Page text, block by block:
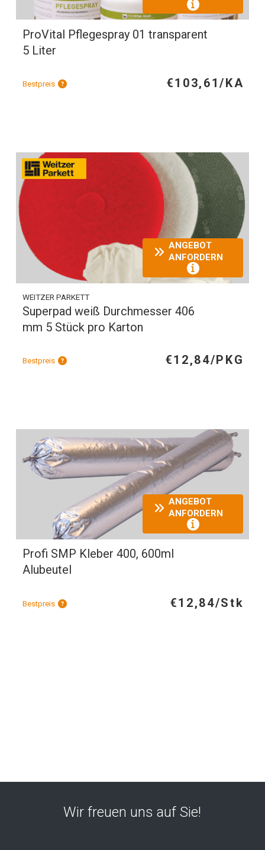
ProVital Pflegespray 01 transparent
5 Liter
Bestpreis €103,61/KA
ANGEBOT
ANFORDERN
WEITZER PARKETT
Superpad weiß Durchmesser 406
mm 5 Stück pro Karton
Bestpreis €12,84/PKG
ANGEBOT
ANFORDERN
Profi SMP Kleber 400, 600ml
Alubeutel
Bestpreis €12,84/Stk
Wir freuen uns auf Sie!